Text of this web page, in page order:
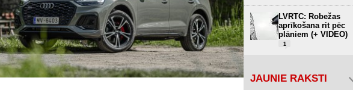
LVRTC: Robežas
aprīkošana rit pēc
plāniem (+ VIDEO)
1
JAUNIE RAKSTI